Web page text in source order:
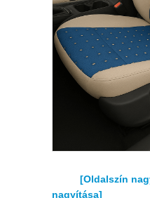
[Oldalszín
nagyítása]